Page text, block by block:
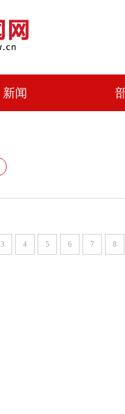
新闻
3 4 5 6 7 8